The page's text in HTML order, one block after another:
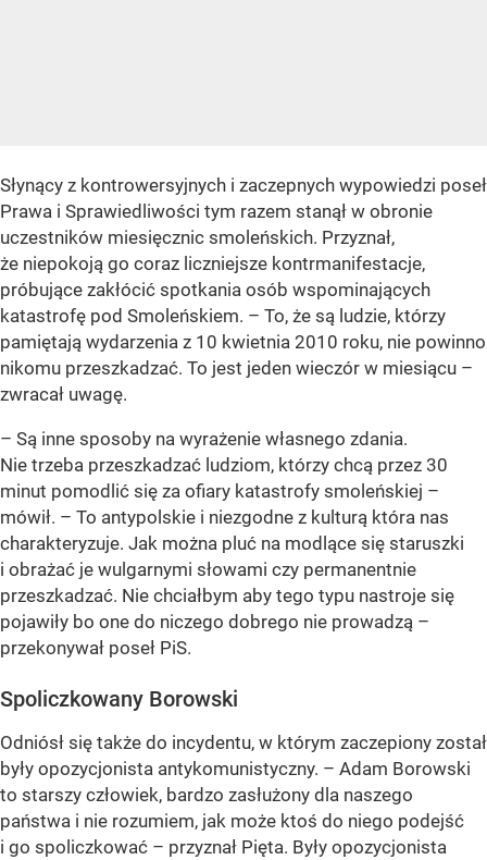
Słynący z kontrowersyjnych i zaczepnych wypowiedzi poseł
Prawa i Sprawiedliwości tym razem stanął w obronie
uczestników miesięcznic smoleńskich. Przyznał,
że niepokoją go coraz liczniejsze kontrmanifestacje,
próbujące zakłócić spotkania osób wspominających
katastrofę pod Smoleńskiem. – To, że są ludzie, którzy
pamiętają wydarzenia z 10 kwietnia 2010 roku, nie powinno
nikomu przeszkadzać. To jest jeden wieczór w miesiącu –
zwracał uwagę.
– Są inne sposoby na wyrażenie własnego zdania.
Nie trzeba przeszkadzać ludziom, którzy chcą przez 30
minut pomodlić się za ofiary katastrofy smoleńskiej –
mówił. – To antypolskie i niezgodne z kulturą która nas
charakteryzuje. Jak można pluć na modlące się staruszki
i obrażać je wulgarnymi słowami czy permanentnie
przeszkadzać. Nie chciałbym aby tego typu nastroje się
pojawiły bo one do niczego dobrego nie prowadzą –
przekonywał poseł PiS.
Spoliczkowany Borowski
Odniósł się także do incydentu, w którym zaczepiony został
były opozycjonista antykomunistyczny. – Adam Borowski
to starszy człowiek, bardzo zasłużony dla naszego
państwa i nie rozumiem, jak może ktoś do niego podejść
i go spoliczkować – przyznał Pięta. Były opozycjonista